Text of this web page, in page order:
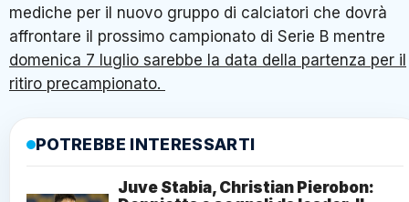
mediche per il nuovo gruppo di calciatori che dovrà
affrontare il prossimo campionato di Serie B mentre
domenica 7 luglio sarebbe la data della partenza per il
ritiro precampionato.
POTREBBE INTERESSARTI
Juve Stabia, Christian Pierobon: